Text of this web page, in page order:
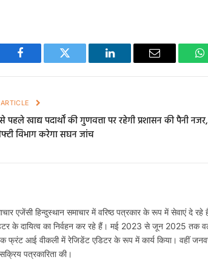
Facebook Twitter LinkedIn Email
पहले खाद्य पदार्थों की गुणवत्ता पर रहेगी प्रशासन की पैनी नजर,
विभाग करेगा सघन जांच
एजेंसी हिन्दुस्थान समाचार में वरिष्ठ पत्रकार के रूप में सेवाएं दे रहे
के दायित्व का निर्वहन कर रहे हैं। मई 2023 से जून 2025 तक
फ्रंट आई वीकली में रेजिडेंट एडिटर के रूप में कार्य किया। वहीं
पत्रकारिता की।